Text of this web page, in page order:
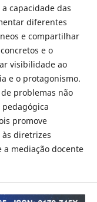
capacidade das
diferentes
e compartilhar
e o
visibilidade ao
e o protagonismo.
problemas não
promove
diretrizes
mediação docente